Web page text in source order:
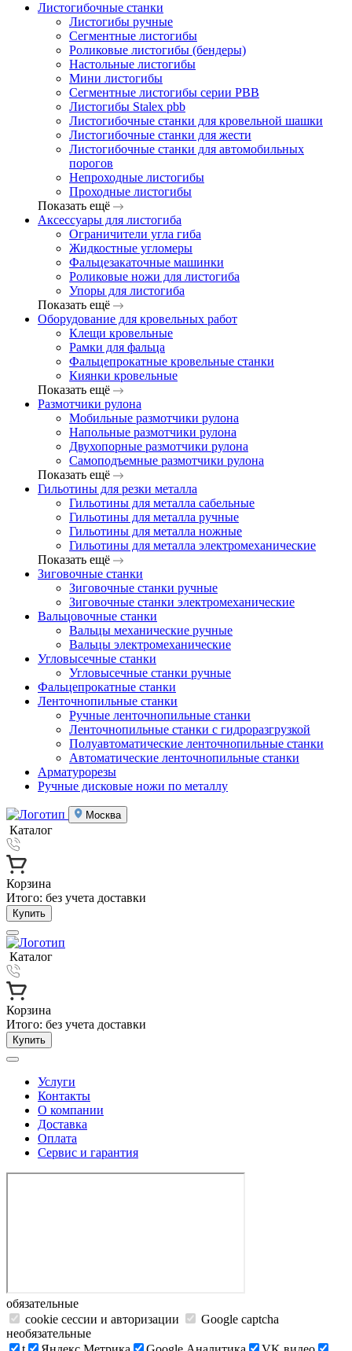
Листогибочные станки
Листогибы ручные
Сегментные листогибы
Роликовые листогибы (бендеры)
Настольные листогибы
Мини листогибы
Сегментные листогибы серии PBB
Листогибы Stalex pbb
Листогибочные станки для кровельной шашки
Листогибочные станки для жести
Листогибочные станки для автомобильных
порогов
Непроходные листогибы
Проходные листогибы
Показать ещё
Аксессуары для листогиба
Ограничители угла гиба
Жидкостные угломеры
Фальцезакаточные машинки
Роликовые ножи для листогиба
Упоры для листогиба
Показать ещё
Оборудование для кровельных работ
Клещи кровельные
Рамки для фальца
Фальцепрокатные кровельные станки
Киянки кровельные
Показать ещё
Размотчики рулона
Мобильные размотчики рулона
Напольные размотчики рулона
Двухопорные размотчики рулона
Самоподъемные размотчики рулона
Показать ещё
Гильотины для резки металла
Гильотины для металла сабельные
Гильотины для металла ручные
Гильотины для металла ножные
Гильотины для металла электромеханические
Показать ещё
Зиговочные станки
Зиговочные станки ручные
Зиговочные станки электромеханические
Вальцовочные станки
Вальцы механические ручные
Вальцы электромеханические
Угловысечные станки
Угловысечные станки ручные
Фальцепрокатные станки
Ленточнопильные станки
Ручные ленточнопильные станки
Ленточнопильные станки с гидроразгрузкой
Полуавтоматические ленточнопильные станки
Автоматические ленточнопильные станки
Арматурорезы
Ручные дисковые ножи по металлу
Москва
Каталог
Корзина
Итого: без учета доставки
Купить
Каталог
Корзина
Итого: без учета доставки
Купить
Услуги
Контакты
О компании
Доставка
Оплата
Сервис и гарантия
обязательные
cookie сессии и авторизации
Google captcha
необязательные